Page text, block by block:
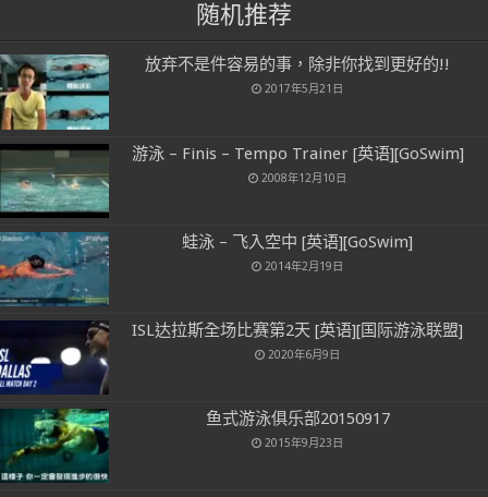
随机推荐
放弃不是件容易的事，除非你找到更好的!!
2017年5月21日
游泳 – Finis – Tempo Trainer [英语][GoSwim]
2008年12月10日
蛙泳 – 飞入空中 [英语][GoSwim]
2014年2月19日
ISL达拉斯全场比赛第2天 [英语][国际游泳联盟]
2020年6月9日
鱼式游泳俱乐部20150917
2015年9月23日